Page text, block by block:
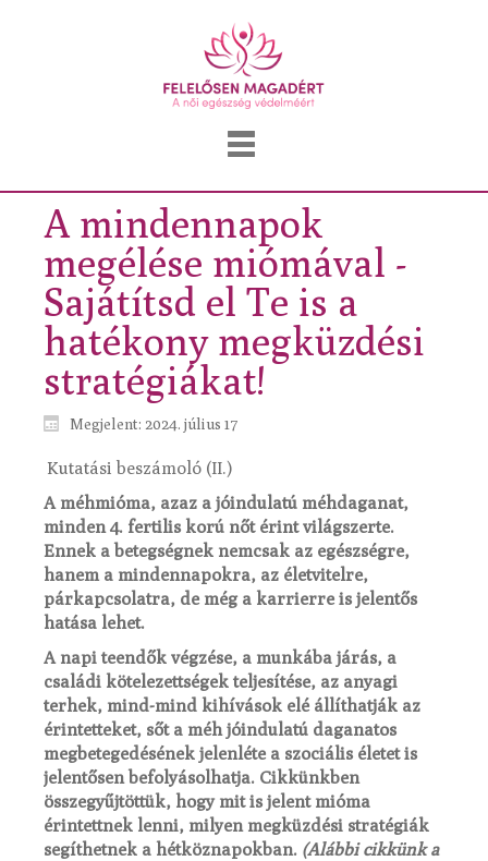
A mindennapok
megélése miómával -
Sajátítsd el Te is a
hatékony megküzdési
stratégiákat!
Megjelent: 2024. július 17
Kutatási beszámoló (II.)
A méhmióma, azaz a jóindulatú méhdaganat,
minden 4. fertilis korú nőt érint világszerte.
Ennek a betegségnek nemcsak az egészségre,
hanem a mindennapokra, az életvitelre,
párkapcsolatra, de még a karrierre is jelentős
hatása lehet.
A napi teendők végzése, a munkába járás, a
családi kötelezettségek teljesítése, az anyagi
terhek, mind-mind kihívások elé állíthatják az
érintetteket, sőt a méh jóindulatú daganatos
megbetegedésének jelenléte a szociális életet is
jelentősen befolyásolhatja. Cikkünkben
összegyűjtöttük, hogy mit is jelent mióma
érintettnek lenni, milyen megküzdési stratégiák
segíthetnek a hétköznapokban. (Alábbi cikkünk a